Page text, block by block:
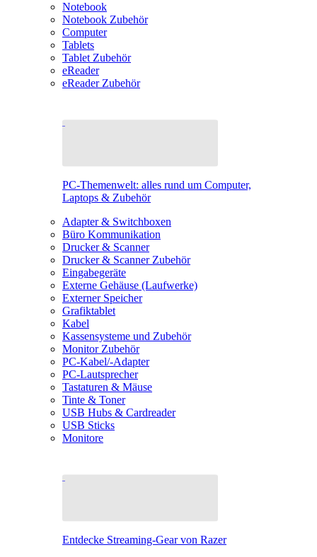
Notebook
Notebook Zubehör
Computer
Tablets
Tablet Zubehör
eReader
eReader Zubehör
PC-Themenwelt: alles rund um Computer,
Laptops & Zubehör
Adapter & Switchboxen
Büro Kommunikation
Drucker & Scanner
Drucker & Scanner Zubehör
Eingabegeräte
Externe Gehäuse (Laufwerke)
Externer Speicher
Grafiktablet
Kabel
Kassensysteme und Zubehör
Monitor Zubehör
PC-Kabel/-Adapter
PC-Lautsprecher
Tastaturen & Mäuse
Tinte & Toner
USB Hubs & Cardreader
USB Sticks
Monitore
Entdecke Streaming-Gear von Razer